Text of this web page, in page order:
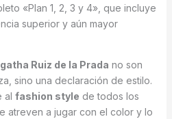
«Plan 1, 2, 3 y 4», que incluye
superior y aún mayor
Ruiz de la Prada no son
sino una declaración de estilo.
al fashion style de todos los
atreven a jugar con el color y lo